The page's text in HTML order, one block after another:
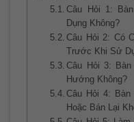
Câu Hỏi 1:
Dụng Không?
Câu Hỏi 2: Có
Trước Khi Sử
Câu Hỏi 3:
Hướng Không?
Câu Hỏi 4:
Hoặc Bán Lại